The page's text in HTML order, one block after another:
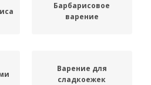
Барбарисовое
варение
Варение для
сладкоежек